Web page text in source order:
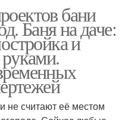
бани
Баня на даче:
и
считают её местом